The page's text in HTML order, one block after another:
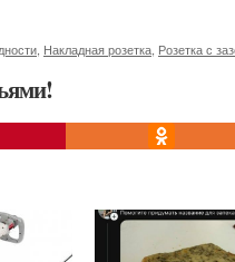
Накладная розетка Розетка с